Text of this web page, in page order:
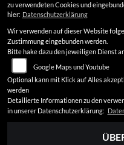
RECHTLICHES
AGB
Impressum
Datenschutz
Disclaimer
Barrierefreiheit
zu verwendeten Cookies und
hier: Datenschutzerklärung
Wir verwenden auf dieser Website
Zustimmung eingebunden werden.
Bitte hake dazu den jeweiligen Dienst
Google Maps und Youtube
Optional kann mit Klick auf Alles
werden
Detailierte Informationen zu den
in unserer Datenschutzerklärung: